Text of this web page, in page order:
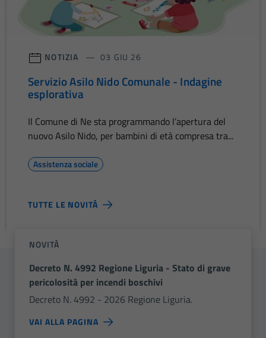
NOTIZIA 03 GIU 26
Servizio Asilo Nido Comunale - Indagine
esplorativa
Il Comune di Ne sta programmando l’apertura del
nuovo Asilo Nido, per bambini di età compresa tra...
Assistenza sociale
TUTTE LE NOVITÀ
NOVITÀ
Decreto N. 4992 Regione Liguria - Stato di grave
pericolosità per incendi boschivi
Decreto N. 4992 - 2026 Regione Liguria.
VAI ALLA PAGINA